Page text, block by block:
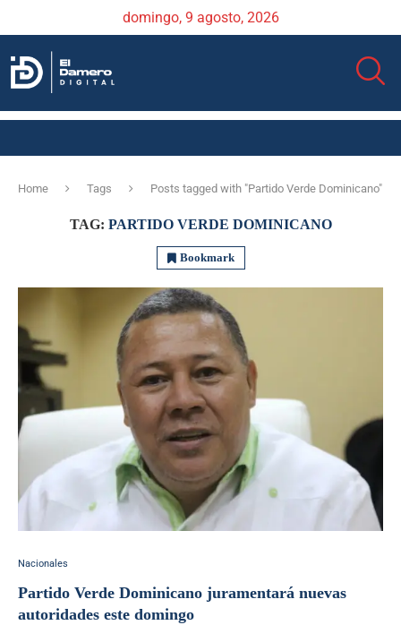
domingo, 9 agosto, 2026
Home Tags Posts tagged with "Partido Verde Dominicano"
TAG: PARTIDO VERDE DOMINICANO
Bookmark
Nacionales
Partido Verde Dominicano juramentará nuevas
autoridades este domingo